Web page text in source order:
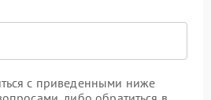
с приведенными ниже